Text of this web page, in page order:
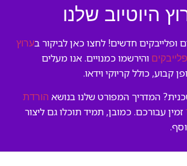
היוטיוב שלנו
ופלייבקים חדשים! לחצו כאן לביקור בערוץ
והירשמו כמנויים. אנו מעלים
קבוע, כולל קריוקי וידאו.
המדריך המפורט שלנו בנושא הורדת
זמין עבורכם. כמובן, תמיד תוכלו גם ליצור